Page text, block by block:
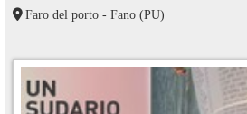
Faro del porto - Fano (PU)